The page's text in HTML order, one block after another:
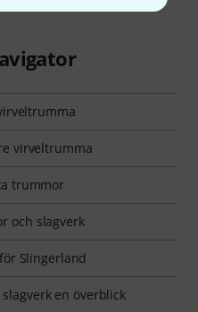
virveltrumma
trummor
och slagverk
Slingerland
en överblick